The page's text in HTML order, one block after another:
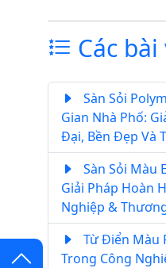
Các
Sàn Sỏi
Gian Nhà Phố:
Đại, Bền Đẹp Và
Sàn Sỏi Màu
Giải Pháp Hoàn
Nghiệp &
Từ Điển Màu
Trong Công